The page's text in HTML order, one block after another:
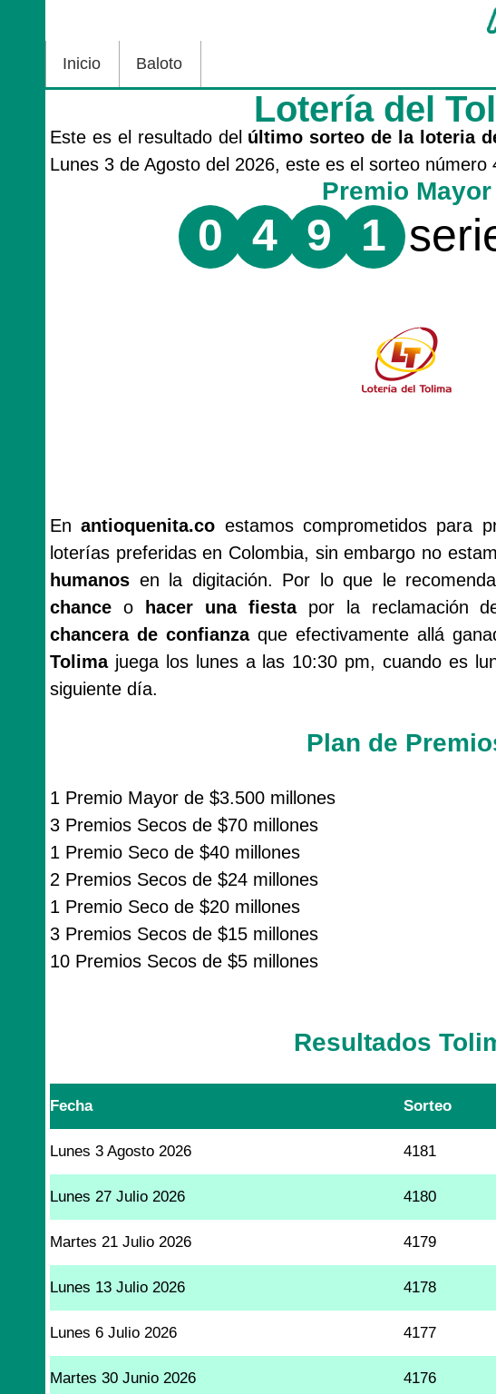
Inicio Baloto
Lotería del
Este es el resultado del último sorteo de la loteria
Lunes 3 de Agosto del 2026, este es el sorteo número
Premio Mayor
0 4 9 1
Enantioquenita.co estamos comprometidos para
loterías preferidas en Colombia, sin embargo no
humanos en la digitación. Por lo que le
chance o hacer una fiestapor la reclamación
chancera de confianzaque efectivamente allá
Tolimajuega los lunes a las 10:30 pm, cuando es
siguiente día.
Plan de
1 Premio Mayor de $3.500 millones
3 Premios Secos de $70 millones
1 Premio Seco de $40 millones
2 Premios Secos de $24 millones
1 Premio Seco de $20 millones
3 Premios Secos de $15 millones
10 Premios Secos de $5 millones
Resultados
Fecha Sorteo
Lunes 3 Agosto 2026 4181
Lunes 27 Julio 2026 4180
Martes 21 Julio 2026 4179
Lunes 13 Julio 2026 4178
Lunes 6 Julio 2026 4177
Martes 30 Junio 2026 4176